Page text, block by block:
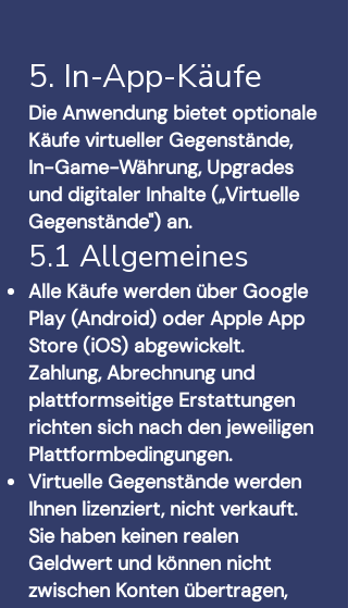
5. In-App-Käufe
Die Anwendung bietet optionale
Käufe virtueller Gegenstände,
In-Game-Währung, Upgrades
und digitaler Inhalte („Virtuelle
Gegenstände") an.
5.1 Allgemeines
Alle Käufe werden über Google
Play (Android) oder Apple App
Store (iOS) abgewickelt.
Zahlung, Abrechnung und
plattformseitige Erstattungen
richten sich nach den jeweiligen
Plattformbedingungen.
Virtuelle Gegenstände werden
Ihnen lizenziert, nicht verkauft.
Sie haben keinen realen
Geldwert und können nicht
zwischen Konten übertragen,